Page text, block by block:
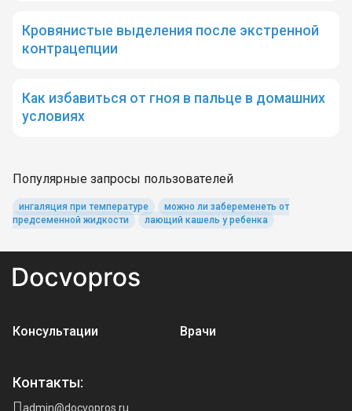
Кровянистые выделения после экстренной
контрацепции
Как избавиться от гноя в пальце в домашних
условиях
Популярные запросы пользователей
ингаляция при температуре
можно ли забеременеть от
предсеменной жидкости
лающий кашель у ребенка
Консультации Врачи
Контакты:
admin@docvopros.ru